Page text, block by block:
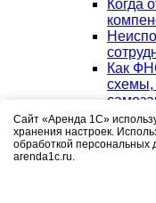
Сайт «Аренда 1С»
хранения настроек.
обработкой персональных
arenda1c.ru.
Когда
Как
схемы,
МЧД в
база,
МЧД